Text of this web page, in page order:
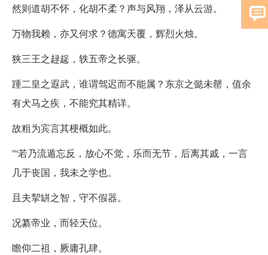
然则道胡不怀，化胡不柔？声与风翔，泽从云游。
万物我赖，亦又何求？德寓天覆，辉烈火烛。
狭三王之趢趗，轶五帝之长驱。
踵二皇之遐武，谁谓驾迟而不能属？东京之懿未罄，值余
有犬马之疾，不能究其精详。
故粗为宾言其梗概如此。
”“若乃流遁忘反，放心不觉，乐而无节，后离其戚，一言
几于丧国，我未之学也。
且夫挈缾之智，守不假器。
况纂帝业，而轻天位。
瞻仰二祖，厥庸孔肆。